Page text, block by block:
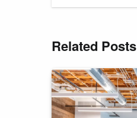
Related Posts